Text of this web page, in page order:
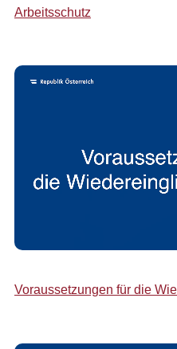
Arbeitsschutz
Voraussetzungen für die